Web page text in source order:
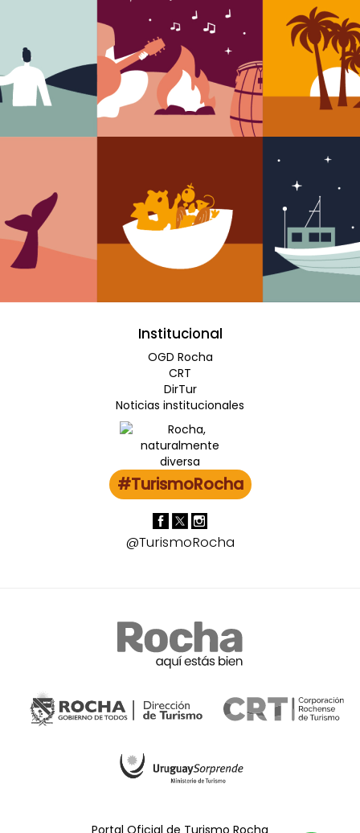
Institucional
OGD Rocha
CRT
DirTur
Noticias institucionales
#TurismoRocha
@TurismoRocha
Portal Oficial de Turismo Rocha